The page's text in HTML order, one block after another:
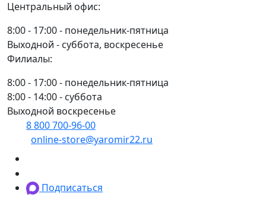
Центральный офис:
8:00 - 17:00 - понедельник-пятница
Выходной - суббота, воскресенье
Филиалы:
8:00 - 17:00 - понедельник-пятница
8:00 - 14:00 - суббота
Выходной воскресенье
8 800 700-96-00
online-store@yaromir22.ru
Подписаться